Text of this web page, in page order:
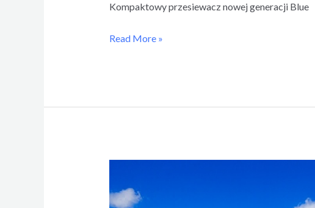
Kompaktowy przesiewacz nowej generacji Blue
Read More »
przesiewacz